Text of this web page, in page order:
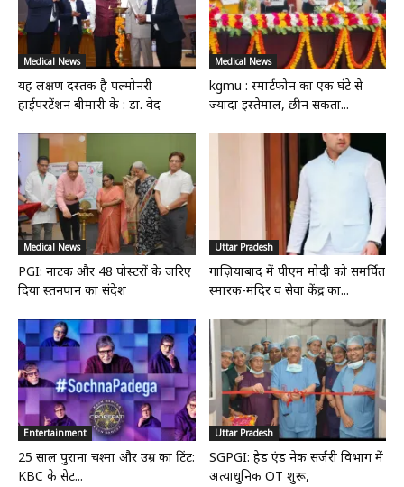
Medical News
यह लक्षण दस्तक है पल्मोनरी
हाईपरटेंशन बीमारी के : डा. वेद
Medical News
kgmu : स्मार्टफोन का एक घंटे से
ज्यादा इस्तेमाल, छीन सकता...
Medical News
PGI: नाटक और 48 पोस्टरों के जरिए
दिया स्तनपान का संदेश
Uttar Pradesh
गाज़ियाबाद में पीएम मोदी को समर्पित
स्मारक-मंदिर व सेवा केंद्र का...
Entertainment
25 साल पुराना चश्मा और उम्र का टिंट:
KBC के सेट...
Uttar Pradesh
SGPGI: हेड एंड नेक सर्जरी विभाग में
अत्याधुनिक OT शुरू,